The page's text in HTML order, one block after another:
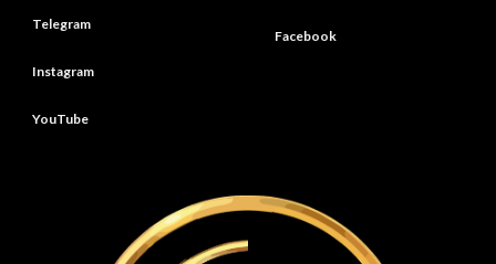
Telegram
Instagram
YouTube
Facebook